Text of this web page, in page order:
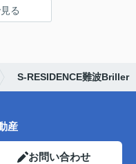
る
S-RESIDENCE難波Briller
産
お問い合わせ